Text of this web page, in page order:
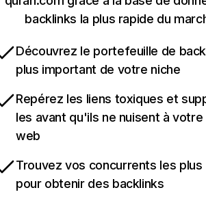
backlinks la plus rapide du
Découvrez le portefeuille de
plus important de votre niche
Repérez les liens toxiques et
les avant qu'ils ne nuisent à
web
Trouvez vos concurrents les
pour obtenir des backlinks